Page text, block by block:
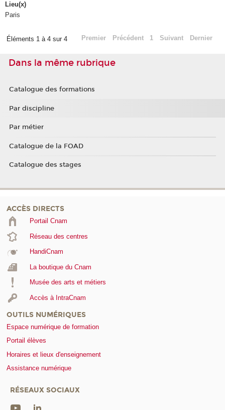
Lieu(x)
Paris
Éléments 1 à 4 sur 4 Premier Précédent 1 Suivant Dernier
Dans la même rubrique
Catalogue des formations
Par discipline
Par métier
Catalogue de la FOAD
Catalogue des stages
ACCÈS DIRECTS
Portail Cnam
Réseau des centres
HandiCnam
La boutique du Cnam
Musée des arts et métiers
Accès à IntraCnam
OUTILS NUMÉRIQUES
Espace numérique de formation
Portail élèves
Horaires et lieux d'enseignement
Assistance numérique
RÉSEAUX SOCIAUX